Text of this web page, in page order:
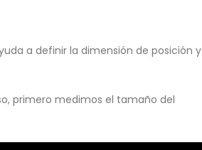
a definir la dimensión de posición y
primero medimos el tamaño del